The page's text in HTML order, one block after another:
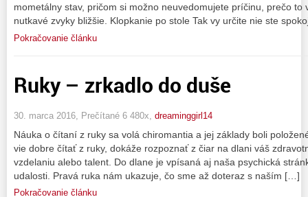
mometálny stav, pričom si možno neuvedomujete príčinu, prečo to
nutkavé zvyky bližšie. Klopkanie po stole Tak vy určite nie ste
Pokračovanie článku
Ruky – zrkadlo do duše
30. marca 2016, Prečítané 6 480x, dreaminggirl14
Náuka o čítaní z ruky sa volá chiromantia a jej základy boli
vie dobre čítať z ruky, dokáže rozpoznať z čiar na dlani váš
vzdelaniu alebo talent. Do dlane je vpísaná aj naša psychická
udalosti. Pravá ruka nám ukazuje, čo sme až doteraz s naším […]
Pokračovanie článku